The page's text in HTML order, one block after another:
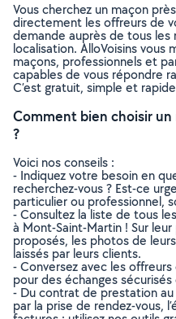
Vous cherchez un maçon
directement les offreurs de
demande auprès de tous
localisation. AlloVoisins
maçons, professionnels et
capables de vous répondre
C’est gratuit, simple et
Comment bien choisir
?
Voici nos conseils :
- Indiquez votre besoin en
recherchez-vous ? Est-ce
particulier ou professionnel,
- Consultez la liste de tous
à Mont-Saint-Martin ! Sur
proposés, les photos de
laissés par leurs clients.
- Conversez avec les
pour des échanges
- Du contrat de prestation
par la prise de rendez-vous,